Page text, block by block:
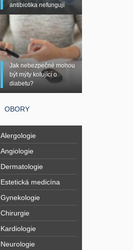
antibiotika nefungují
Jak nebezpečné mohou
být mýty kolující o
diabetu?
OBORY
Alergologie
Angiologie
Dermatologie
Estetická medicína
Gynekologie
Chirurgie
Kardiologie
Neurologie